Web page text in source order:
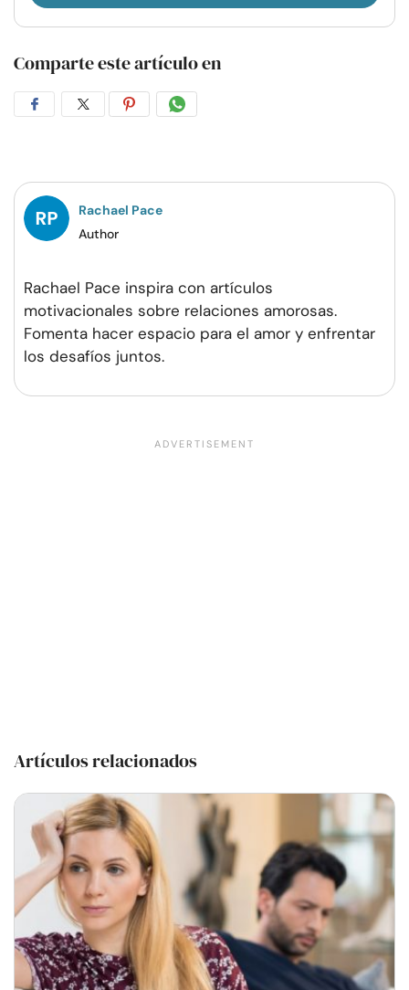
Comparte este artículo en
CompartirCompartirCompartirCompartir
Rachael Pace
Author
Rachael Pace inspira con artículos
motivacionales sobre relaciones amorosas.
Fomenta hacer espacio para el amor y enfrentar
los desafíos juntos.
Artículos relacionados